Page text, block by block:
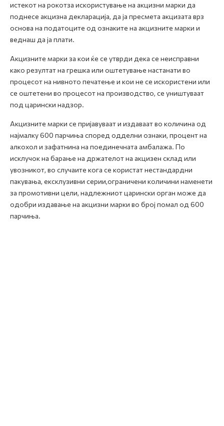
истекот на рокотза искористување на акцизни марки да
поднесе акцизна декларација, да ја пресмета акцизата врз
основа на податоците од ознаките на акцизните марки и
веднаш да ја плати.
Акцизните марки за кои ќе се утврди дека се неисправни
како резултат на грешка или оштетување настанати во
процесот на нивното печатење и кои не се искористени или
се оштетени во процесот на производство, се уништуваат
под царински надзор.
Акцизните марки се пријавуваат и издаваат во количина од
најмалку 600 парчиња според одделни ознаки, процент на
алкохол и зафатнина на поединечната амбалажа. По
исклучок на барање на држателот на акцизен склад или
увозникот, во случаите кога се користат нестандардни
пакувања, ексклузивни серии,ограничени количини наменети
за промотивни цели, надлежниот царински орган може да
одобри издавање на акцизни марки во број помал од 600
парчиња.